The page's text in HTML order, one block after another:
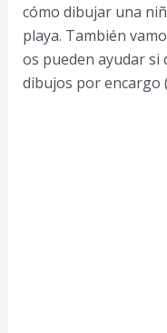
cómo dibujar una
playa. También
os pueden ayudar
dibujos por encargo